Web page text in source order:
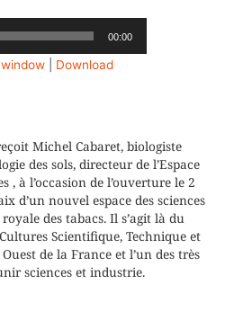
00:00
Download
Michel Cabaret, biologiste
des sols, directeur de l’Espace
, à l’occasion de l’ouverture le 2
d’un nouvel espace des sciences
des tabacs. Il s’agit là du
Scientifique, Technique et
de la France et l’un des très
sciences et industrie.